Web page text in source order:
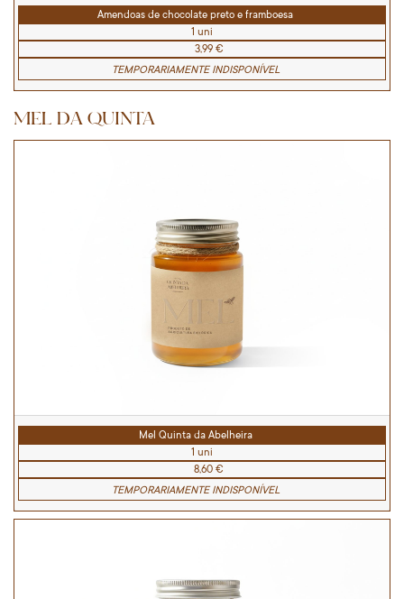
Amendoas de chocolate preto e framboesa
1 uni
3,99 €
TEMPORARIAMENTE INDISPONÍVEL
MEL DA QUINTA
Mel Quinta da Abelheira
1 uni
8,60 €
TEMPORARIAMENTE INDISPONÍVEL